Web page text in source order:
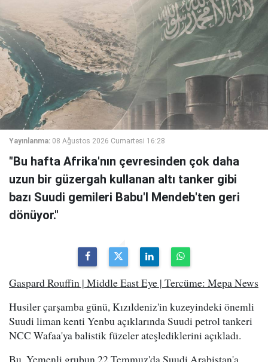
Yayınlanma: 08 Ağustos 2026 Cumartesi 16:28
"Bu hafta Afrika'nın çevresinden çok daha
uzun bir güzergah kullanan altı tanker gibi
bazı Suudi gemileri Babu'l Mendeb'ten geri
dönüyor."
Gaspard Rouffin | Middle East Eye | Tercüme: Mepa News
Husiler çarşamba günü, Kızıldeniz'in kuzeyindeki önemli
Suudi liman kenti Yenbu açıklarında Suudi petrol tankeri
NCC Wafaa'ya balistik füzeler ateşlediklerini açıkladı.
Bu, Yemenli grubun 22 Temmuz'da Suudi Arabistan'a